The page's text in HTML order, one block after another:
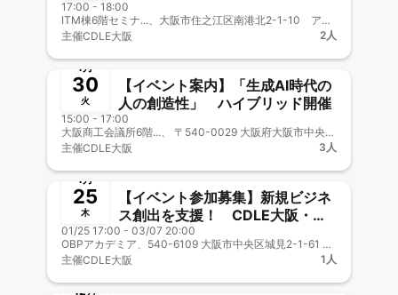
ト AI Lab 馬場 惇 氏〜AIの進化か
ら考える、人とロボットの共生に
ついて〜
17:00 - 18:00
ITM棟6階セミナ...、大阪市住之江区南港北2-1-10 アジア太平洋トレードセンター（ATC）内 ITM棟6階
主催CDLE大阪 2人
終了
1月
30
火
【イベント案内】「生成AI時代の
人の創造性」 ハイブリッド開催
15:00 - 17:00
大阪商工会議所6階...、 〒540-0029 大阪府大阪市中央区本町橋２−８
主催CDLE大阪 3人
終了
1月
25
木
【イベント参加募集】新規ビジネ
ス創出を支援！ CDLE大阪・福
岡 公益事業にタイアップ
01/25 17:00 - 03/07 20:00
OBPアカデミア、540-6109 大阪市中央区城見2-1-61 ツイン21 MIDタワー9階
主催CDLE大阪 1人
終了
12月